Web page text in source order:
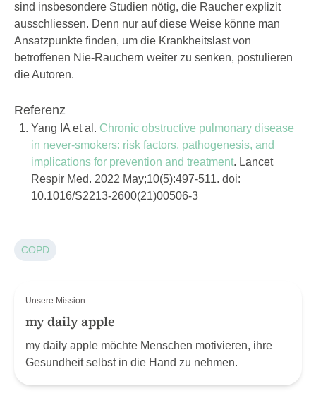
sind insbesondere Studien nötig, die Raucher explizit
ausschliessen. Denn nur auf diese Weise könne man
Ansatzpunkte finden, um die Krankheitslast von
betroffenen Nie-Rauchern weiter zu senken, postulieren
die Autoren.
Referenz
Yang IA et al. Chronic obstructive pulmonary disease
in never-smokers: risk factors, pathogenesis, and
implications for prevention and treatment. Lancet
Respir Med. 2022 May;10(5):497-511. doi:
10.1016/S2213-2600(21)00506-3
COPD
Unsere Mission
my daily apple
my daily apple möchte Menschen motivieren, ihre
Gesundheit selbst in die Hand zu nehmen.